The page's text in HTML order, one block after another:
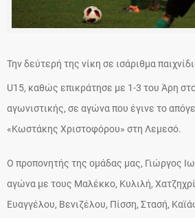
Την δεύτερή της νίκη σε ισάριθμα
U15, καθώς επικράτησε με 1-3 του Άρη
αγωνιστικής, σε αγώνα που έγινε το
«Κωστάκης Χριστοφόρου» στη Λεμεσό.
Ο προπονητής της ομάδας μας, Γιώργος
αγώνα με τους Μαλέκκο, Κυλιλή,
Ευαγγέλου, Βενιζέλου, Πίσση, Στασή,